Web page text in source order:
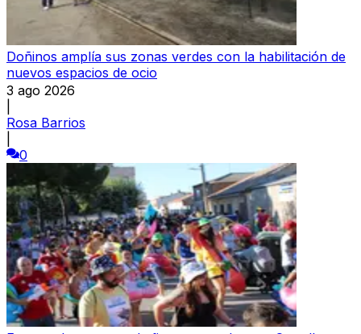
Doñinos amplía sus zonas verdes con la habilitación de
nuevos espacios de ocio
3 ago 2026
Rosa Barrios
0